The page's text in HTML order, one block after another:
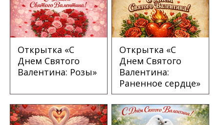
Открытка «С
Днем Святого
Валентина: Розы»
Открытка «С
Днем Святого
Валентина:
Раненное сердце»